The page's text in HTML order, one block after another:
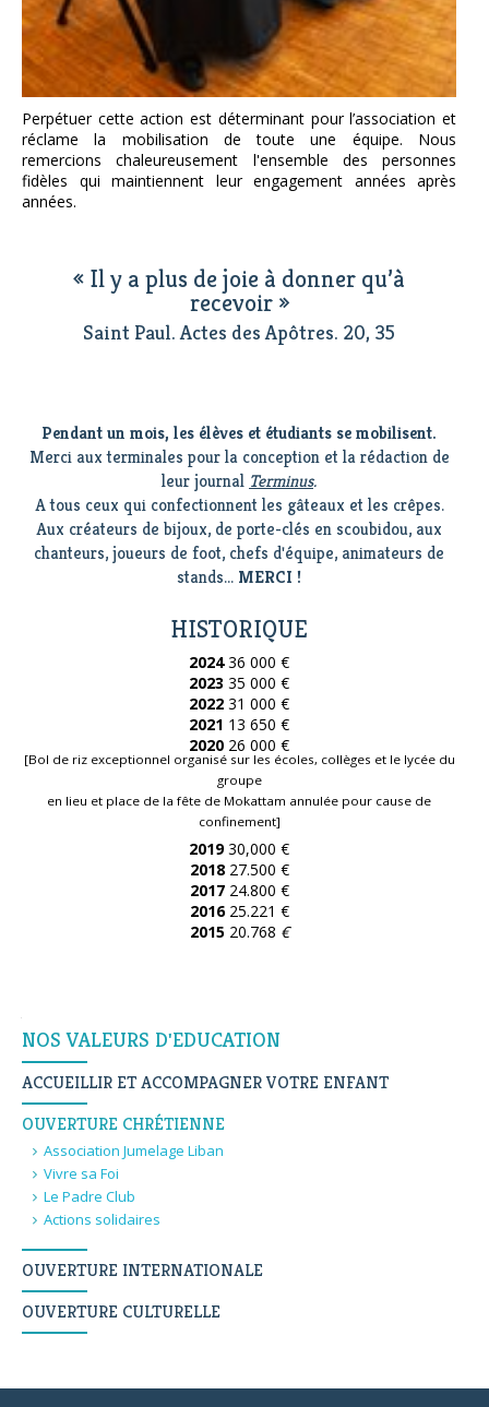
Perpétuer cette action est déterminant pour l’association et
réclame la mobilisation de toute une équipe. Nous
remercions chaleureusement l'ensemble des personnes
fidèles qui maintiennent leur engagement années après
années.
« Il y a plus de joie à donner qu’à
recevoir »
Saint Paul. Actes des Apôtres. 20, 35
Pendant un mois, les élèves et étudiants se mobilisent.
Merci aux terminales pour la conception et la rédaction de
leur journal Terminus.
A tous ceux qui confectionnent les gâteaux et les crêpes.
Aux créateurs de bijoux, de porte-clés en scoubidou, aux
chanteurs, joueurs de foot, chefs d'équipe, animateurs de
stands... MERCI !
HISTORIQUE
202436 000 €
2023 35 000 €
2022 31 000 €
2021 13 650 €
2020 26 000 €
[Bol de riz exceptionnel organisé sur les écoles, collèges et le lycée du
groupe
en lieu et place de la fête de Mokattam annulée pour cause de
confinement]
201930,000 €
201827.500 €
201724.800 €
201625.221 €
201520.768 €
NOS VALEURS D'EDUCATION
ACCUEILLIR ET ACCOMPAGNER VOTRE ENFANT
OUVERTURE CHRÉTIENNE
Association Jumelage Liban
Vivre sa Foi
Le Padre Club
Actions solidaires
OUVERTURE INTERNATIONALE
OUVERTURE CULTURELLE